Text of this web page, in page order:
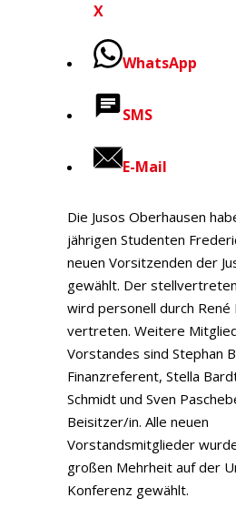
X
WhatsApp
SMS
E-Mail
Die Jusos Oberhausen
jährigen Studenten
neuen Vorsitzenden der
gewählt. Der
wird personell durch René
vertreten. Weitere
Vorstandes sind Stephan
Finanzreferent, Stella
Schmidt und Sven
Beisitzer/in. Alle neuen
Vorstandsmitglieder
großen Mehrheit auf der
Konferenz gewählt.